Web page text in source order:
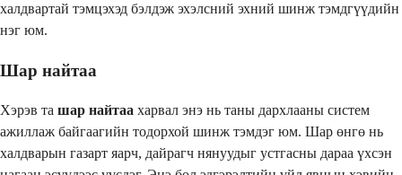
халдвартай тэмцэхэд бэлдэж эхэлсний эхний шинж тэмдгүүдийн
нэг юм.
Шар найтаа
Хэрэв та шар найтаа харвал энэ нь таны дархлааны систем
ажиллаж байгаагийн тодорхой шинж тэмдэг юм. Шар өнгө нь
халдварын газарт яарч, дайрагч нянуудыг устгасны дараа үхсэн